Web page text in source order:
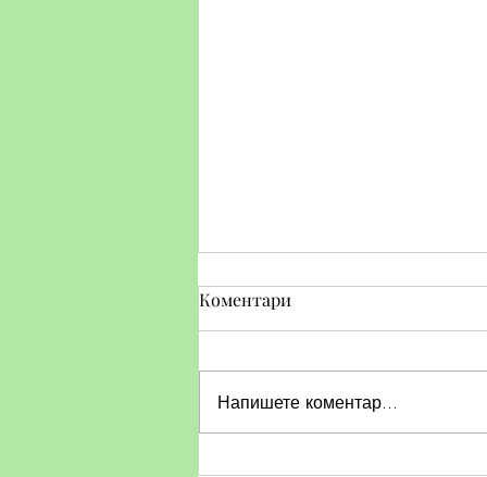
Тематичен ден по БДП
Коментари
Напишете коментар...